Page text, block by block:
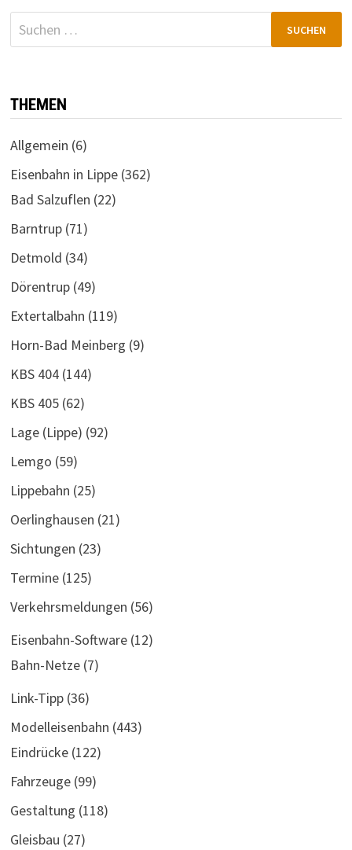
Suchen
nach:
THEMEN
Allgemein (6)
Eisenbahn in Lippe(362)
Bad Salzuflen (22)
Barntrup(71)
Detmold (34)
Dörentrup(49)
Extertalbahn (119)
Horn-Bad Meinberg (9)
KBS 404(144)
KBS 405(62)
Lage (Lippe) (92)
Lemgo (59)
Lippebahn (25)
Oerlinghausen (21)
Sichtungen (23)
Termine(125)
Verkehrsmeldungen (56)
Eisenbahn-Software(12)
Bahn-Netze(7)
Link-Tipp(36)
Modelleisenbahn (443)
Eindrücke(122)
Fahrzeuge(99)
Gestaltung (118)
Gleisbau (27)